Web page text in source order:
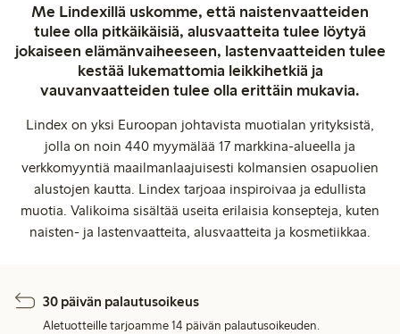
Me Lindexillä uskomme, että naistenvaatteiden
tulee olla pitkäikäisiä, alusvaatteita tulee löytyä
jokaiseen elämänvaiheeseen, lastenvaatteiden tulee
kestää lukemattomia leikkihetkiä ja
vauvanvaatteiden tulee olla erittäin mukavia.
Lindex on yksi Euroopan johtavista muotialan yrityksistä,
jolla on noin 440 myymälää 17 markkina-alueella ja
verkkomyyntiä maailmanlaajuisesti kolmansien osapuolien
alustojen kautta. Lindex tarjoaa inspiroivaa ja edullista
muotia. Valikoima sisältää useita erilaisia konsepteja, kuten
naisten- ja lastenvaatteita, alusvaatteita ja kosmetiikkaa.
30 päivän palautusoikeus
Aletuotteille tarjoamme 14 päivän palautusoikeuden.